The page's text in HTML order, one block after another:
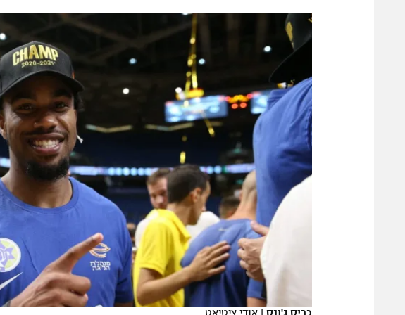
תקנון משתתפים וזוכים בפרסים
תקנון עבור פעילות אלקטרה
תקנון עבור פעילות ספורט 1 – "מרלן"
טניס
גיימינג E-Sports
תנאי שימוש
מדיניות פרטיות
תקנון פעילות ספורט 1
רשיון להקרנה פומבית לבית עסק
הצטרפות לחבילת הערוצים
לוח דרושים – ג'ובנט
הפועל תל אביב
הפועל חיפה
הפועל באר שבע
מכבי נתניה
בני יהודה
כריס ג'ונס | אודי ציטיאט